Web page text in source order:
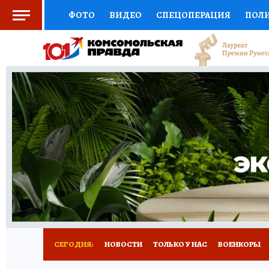
ФОТО ВИДЕО СПЕЦОПЕРАЦИЯ
СОЦПОДДЕРЖКА НАУКА СПОРТ
ВЫБОР ЭКСПЕРТОВ ДОКТОР
КНИЖНАЯ ПОЛКА ПРОГНОЗЫ НА СПОРТ
ПРЕСС-ЦЕНТР НЕДВИЖИМОСТЬ
РАДИО КП РЕКЛАМА ТЕСТЫ НОВОЕ
СЕГОДНЯ: НОВОСТИ ТОЛЬКО У НАС ВОЕНКОРЫ